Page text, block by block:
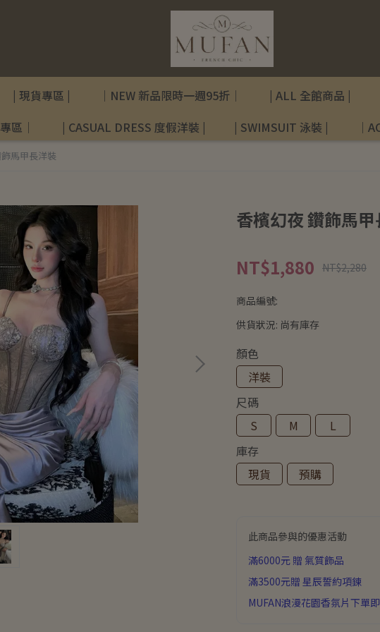
| 現貨專區 | ｜NEW 新品限時一週95折｜ | ALL 全館商品 |
區｜ | CASUAL DRESS 度假洋裝 | | SWIMSUIT 泳裝 | ｜
馬甲長洋裝
香檳幻夜 鑽飾馬
NT$1,880 NT$2,280
商品編號:
供貨狀況: 尚有庫存
顏色
洋裝
尺碼
S
M
L
庫存
現貨
預購
此商品參與的優惠活動
滿6000元 贈 氣質飾品
滿3500元贈 星辰誓約項鍊
MUFAN浪漫花園香氛片下單